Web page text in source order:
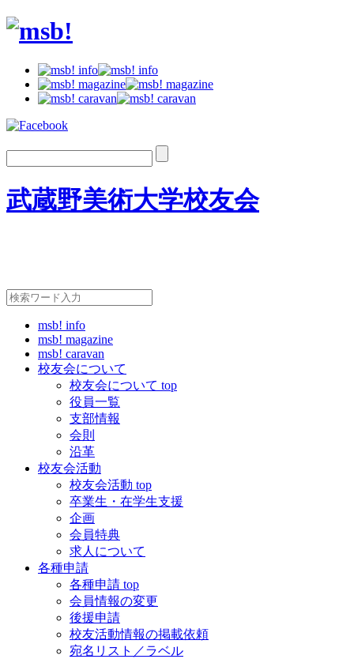
武蔵野美術大学校友会
msb! info
msb! magazine
msb! caravan
校友会について
校友会について top
役員一覧
支部情報
会則
沿革
校友会活動
校友会活動 top
卒業生・在学生支援
企画
会員特典
求人について
各種申請
各種申請 top
会員情報の変更
後援申請
校友活動情報の掲載依頼
宛名リスト／ラベル